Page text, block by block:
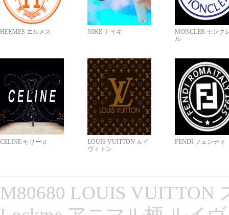
HERMES エルメス NIKE ナイキ
MONCLER モンク
ル
CELINE セリーヌ
LOUIS VUITTON ルイ
ヴィトン
FENDI フェンディ
M80680 LOUIS VUITTON